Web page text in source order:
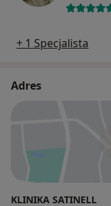
+ 1 Specjalista
Adres
KLINIKA SATINELL